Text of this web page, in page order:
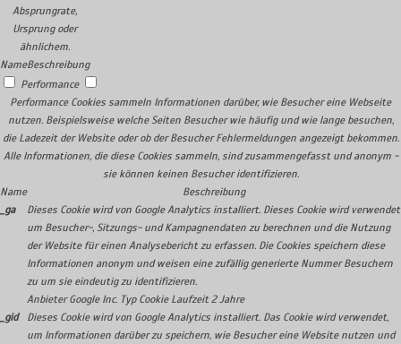
Absprungrate,
Ursprung oder
ähnlichem.
NameBeschreibung
Performance
Performance Cookies sammeln Informationen darüber, wie Besucher eine Webseite
nutzen. Beispielsweise welche Seiten Besucher wie häufig und wie lange besuchen,
die Ladezeit der Website oder ob der Besucher Fehlermeldungen angezeigt bekommen.
Alle Informationen, die diese Cookies sammeln, sind zusammengefasst und anonym -
sie können keinen Besucher identifizieren.
Name
Beschreibung
_ga
Dieses Cookie wird von Google Analytics installiert. Dieses Cookie wird verwendet
um Besucher-, Sitzungs- und Kampagnendaten zu berechnen und die Nutzung
der Website für einen Analysebericht zu erfassen. Die Cookies speichern diese
Informationen anonym und weisen eine zufällig generierte Nummer Besuchern
zu um sie eindeutig zu identifizieren.
Anbieter Google Inc. Typ Cookie Laufzeit 2 Jahre
_gid
Dieses Cookie wird von Google Analytics installiert. Das Cookie wird verwendet,
um Informationen darüber zu speichern, wie Besucher eine Website nutzen und